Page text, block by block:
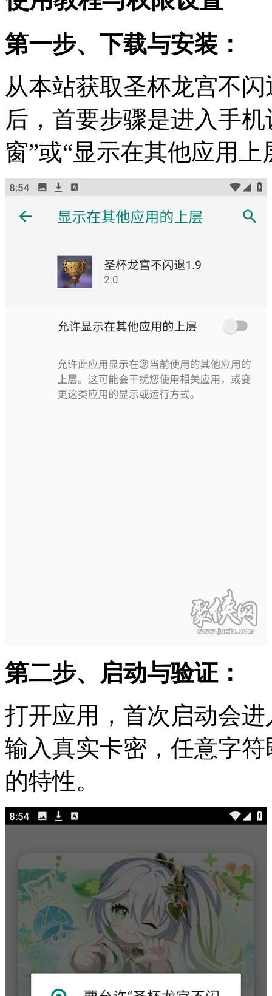
第一步、下载与安装：
从本站获取圣杯龙宫不
后，首要步骤是进入手
窗”或“显示在其他应用上
第二步、启动与验证：
打开应用，首次启动会
输入真实卡密，任意字
的特性。